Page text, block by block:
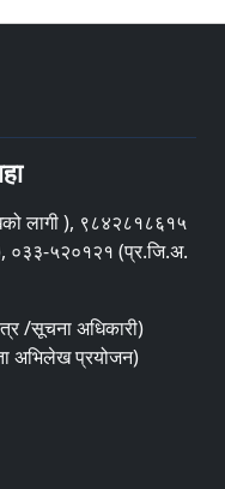
लागी ), ९८४२८१८६१५
०३३-५२०१२१ (प्र.जि.अ.
/सूचना अधिकारी)
अभिलेख प्रयोजन)